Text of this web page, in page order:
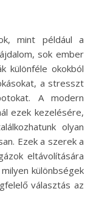
sok ember
különféle okokból
a stresszt
A modern
ezek kezelésére,
olyan
Ezek a szerek a
eltávolítására
különbségek
választás az